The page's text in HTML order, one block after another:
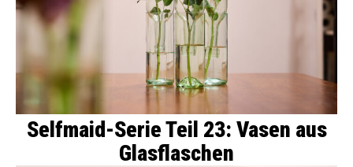
Selfmaid-Serie Teil 23: Vasen aus
Glasflaschen